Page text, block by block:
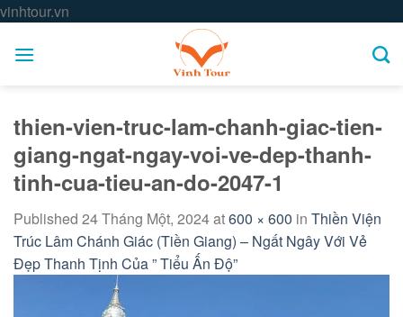
vinhtour.vn
thien-vien-truc-lam-chanh-giac-tien-
giang-ngat-ngay-voi-ve-dep-thanh-
tinh-cua-tieu-an-do-2047-1
Published 24 Tháng Một, 2024at600 × 600 in Thiền Viện
Trúc Lâm Chánh Giác (Tiền Giang) – Ngất Ngây Với Vẻ
Đẹp Thanh Tịnh Của ” Tiểu Ấn Độ”